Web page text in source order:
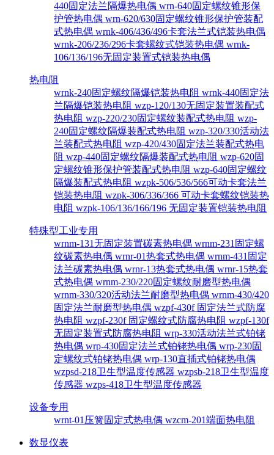
440固定法兰隔爆热电偶 wrn-640固定螺纹锥形保
护管热电偶 wrn-620/630固定螺纹锥形保护管装配
式热电偶 wrnk-406/436/496卡套法兰式铠装热电偶
wrnk-206/236/296卡套螺纹式铠装热电偶 wrnk-
106/136/196无固定装置式铠装热电偶
热电阻
wrnk-240固定螺纹隔爆铠装热电阻 wrnk-440固定法
兰隔爆铠装热电阻 wzp-120/130无固定装置装配式
热电阻 wzp-220/230固定螺纹装配式热电阻 wzp-
240固定螺纹隔爆装配式热电阻 wzp-320/330活动法
兰装配式热电阻 wzp-420/430固定法兰装配式热电
阻 wzp-440固定螺纹隔爆装配式热电阻 wzp-620固
定螺纹锥形保护管装配式热电阻 wzp-640固定螺纹
隔爆装配式热电阻 wzpk-506/536/566可动卡套法兰
铠装热电阻 wzpk-306/336/366 可动卡套螺纹铠装热
电阻 wzpk-106/136/166/196 无固定装置铠装热电阻
特殊型工业专用
wrnm-131无固定装置碳素热电偶 wrnm-231固定螺
纹碳素热电偶 wrnr-01热套式热电偶 wrnm-431固定
法兰碳素热电偶 wrnr-13热套式热电偶 wrnr-15热套
式热电偶 wrnm-230/220固定螺纹耐磨型热电偶
wrnm-330/320活动法兰耐磨型热电偶 wrnm-430/420
固定法兰耐磨型热电偶 wzpf-430f 固定法兰式防腐
热电阻 wzpf-230f 固定螺纹式防腐热电阻 wzpf-130f
无固定装置式防腐热电阻 wrp-330活动法兰式铂铑
热电偶 wrp-430固定法兰式铂铑热电偶 wrp-230固
定螺纹式铂铑热电偶 wrp-130直插式铂铑热电偶
wzpsd-218卫生型温度传感器 wzpsb-218卫生型温度
传感器 wzps-418卫生型温度传感器
设备专用
wrnt-01压簧固定式热电偶 wzcm-201端面热电阻
数显仪表